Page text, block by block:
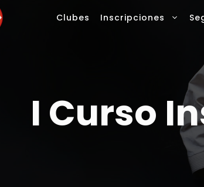
Clubes Inscripciones
I Curso